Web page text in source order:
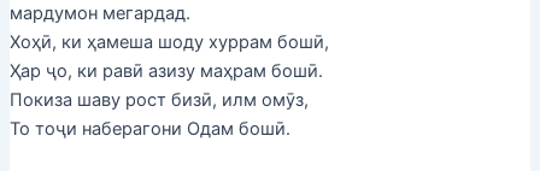
мардумон мегардад.
Хоҳӣ, ки ҳамеша шоду хуррам бошӣ,
Ҳар ҷо, ки равӣ азизу маҳрам бошӣ.
Покиза шаву рост бизӣ, илм омӯз,
То тоҷи наберагони Одам бошӣ.